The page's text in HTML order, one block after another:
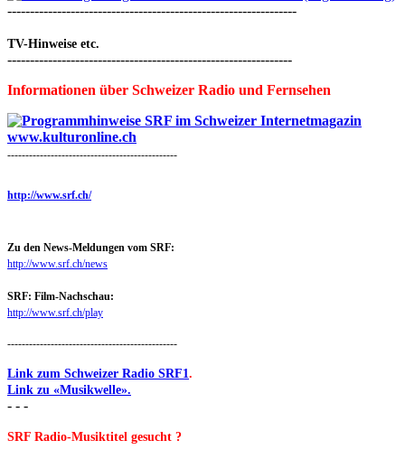
----------------------------------------------------------------
TV-Hinweise etc.
---------------------------------------------------------------
Informationen über Schweizer Radio und Fernsehen
-----------------------------------------------
http://www.srf.ch/
Zu den News-Meldungen vom SRF:
http://www.srf.ch/news
SRF: Film-Nachschau:
http://www.srf.ch/play
-----------------------------------------------
Link zum Schweizer Radio SRF1 .
Link zu «Musikwelle».
- - -
SRF Radio-Musiktitel gesucht ?